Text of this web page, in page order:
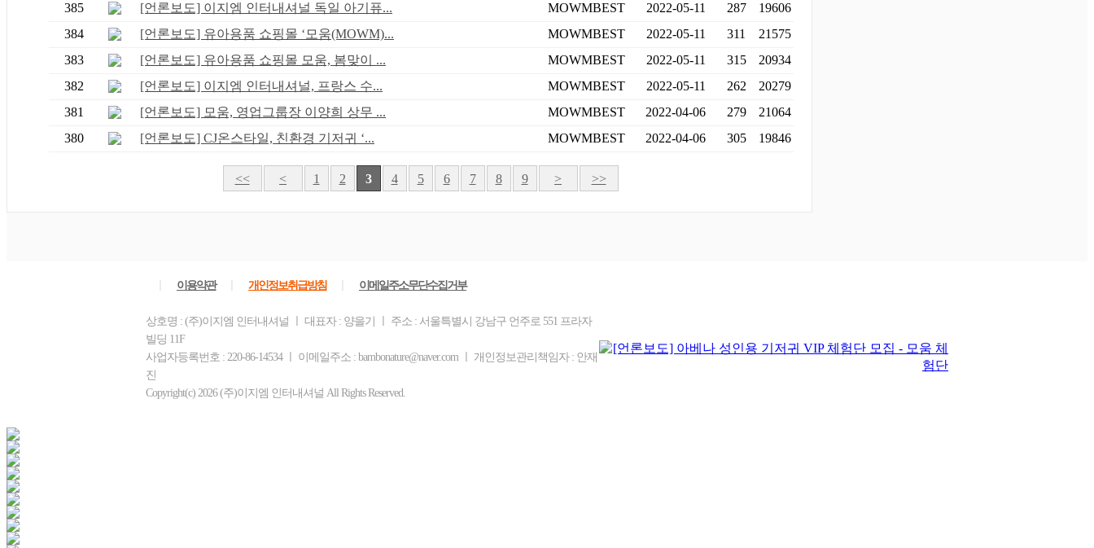
385
[언론보도] 이지엠 인터내셔널 독일 아기퓨... MOWMBEST 2022-05-11 287
19606
384
[언론보도] 유아용품 쇼핑몰 ‘모움(MOWM)... MOWMBEST 2022-05-11 311
21575
383
[언론보도] 유아용품 쇼핑몰 모움, 봄맞이 ... MOWMBEST 2022-05-11 315
20934
382
[언론보도] 이지엠 인터내셔널, 프랑스 수... MOWMBEST 2022-05-11 262
20279
381
[언론보도] 모움, 영업그룹장 이양희 상무 ... MOWMBEST 2022-04-06 279
21064
380
[언론보도] CJ온스타일, 친환경 기저귀 ‘... MOWMBEST 2022-04-06 305 19846
<< < 1 2 3 4 5 6 7 8 9 > >>
이용약관 개인정보취급방침 이메일주소무단수집거부
상호명 : (주)이지엠 인터내셔널 ㅣ 대표자 : 양을기 ㅣ 주소 : 서울특별시 강남구 언주로 551 프라자
빌딩 11F
사업자등록번호 : 220-86-14534 ㅣ 이메일주소 : bambonature@naver.com ㅣ 개인정보관리책임자 : 안재
진
Copyright(c) 2026 (주)이지엠 인터내셔널 All Rights Reserved.